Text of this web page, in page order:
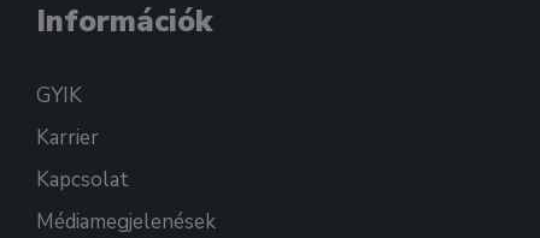
Információk
GYIK
Karrier
Kapcsolat
Médiamegjelenések